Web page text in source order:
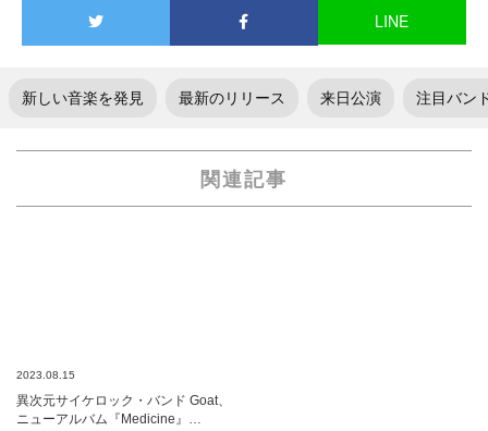
LINE
新しい音楽を発見 最新のリリース 来日公演 注目バン
関連記事
2023.08.15
異次元サイケロック・バンド Goat、
ニューアルバム『Medicine』…